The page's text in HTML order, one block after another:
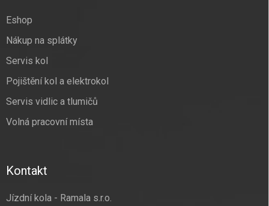
Eshop
Nákup na splátky
Servis kol
Pojištění kol a elektrokol
Servis vidlic a tlumičů
Volná pracovní místa
Kontakt
Jízdní kola - Ramala s.r.o.